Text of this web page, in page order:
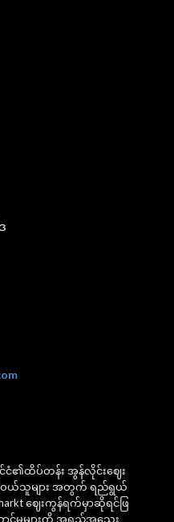
င်ငံ၏ထိပ်တန်း အွန်လိုင်းဈေး
င့်ဝယ်သူများ အတွက် ရည်ရွယ်
ဈေးကွန်ရက်မှာဆိုရင်ဖြ
င်မှုများကို အရည်အသွေး